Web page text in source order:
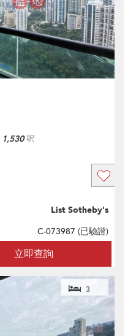
1,530呎
立即查詢
List Sotheby's
C-073987 (已驗證)
3